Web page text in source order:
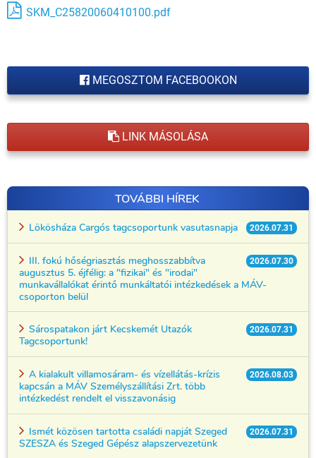
SKM_C25820060410100.pdf
MEGOSZTOM FACEBOOKON
LINK MÁSOLÁSA
TOVÁBBI HÍREK
2026.07.31
Lökösháza Cargós tagcsoportunk vasutasnapja
2026.07.30
III. fokú hőségriasztás meghosszabbítva
augusztus 5. éjfélig: a "fizikai" és "irodai"
munkavállalókat érintő munkáltatói intézkedések a MÁV-
csoporton belül
2026.07.31
Sárospatakon járt Kecskemét Utazók
Tagcsoportunk!
2026.08.03
A kialakult villamosáram- és vízellátás-krízis
kapcsán a MÁV Személyszállítási Zrt. több
intézkedést rendelt el visszavonásig
2026.07.31
Ismét közösen tartotta családi napját Szeged
SZESZA és Szeged Gépész alapszervezetünk